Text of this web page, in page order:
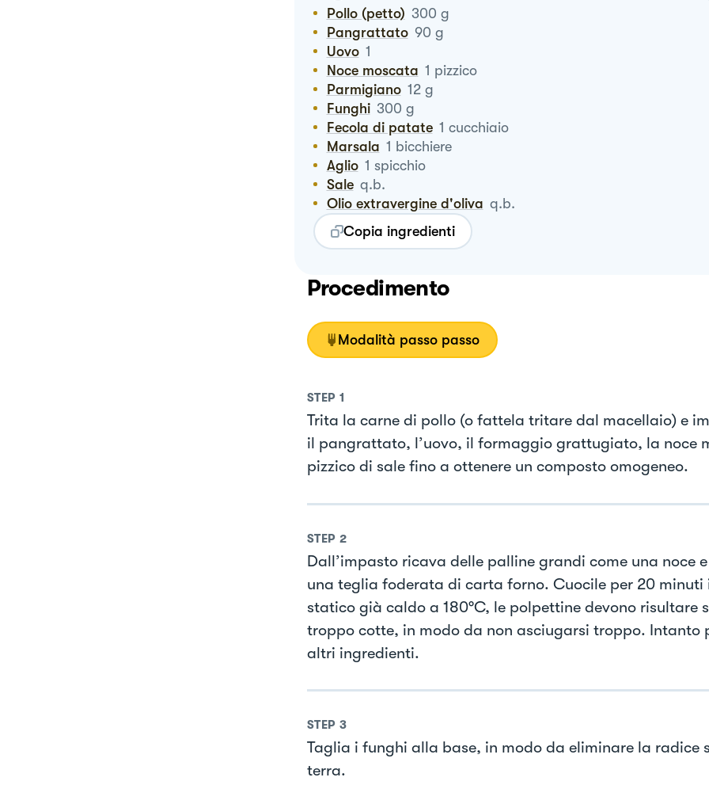
Pollo (petto) 300 g
Pangrattato 90 g
Uovo 1
Noce moscata 1 pizzico
Parmigiano 12 g
Funghi 300 g
Fecola di patate 1 cucchiaio
Marsala 1 bicchiere
Aglio 1 spicchio
Sale q.b.
Olio extravergine d'oliva q.b.
Copia ingredienti
Procedimento
Modalità passo passo
STEP 1
Trita la carne di pollo (o fattela tritare dal macellaio) e
il pangrattato, l’uovo, il formaggio grattugiato, la noce
pizzico di sale fino a ottenere un composto omogeneo.
STEP 2
Dall’impasto ricava delle palline grandi come una noce
una teglia foderata di carta forno. Cuocile per 20 minuti
statico già caldo a 180°C, le polpettine devono risultare
troppo cotte, in modo da non asciugarsi troppo. Intanto
altri ingredienti.
STEP 3
Taglia i funghi alla base, in modo da eliminare la radice
terra.